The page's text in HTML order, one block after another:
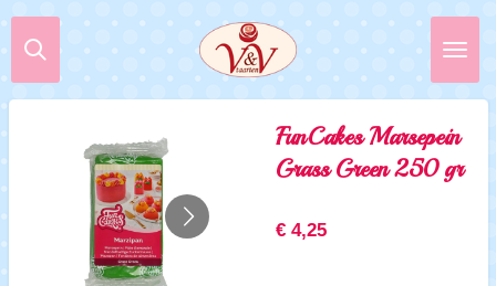
Ga
direct
de
FunCakes Marsepein
Grass Green 250 gr
€ 4,25